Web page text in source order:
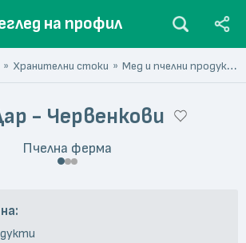
на профил
Хранителни стоки Мед и пчелни продукти
- Червенкови
Пчелна ферма